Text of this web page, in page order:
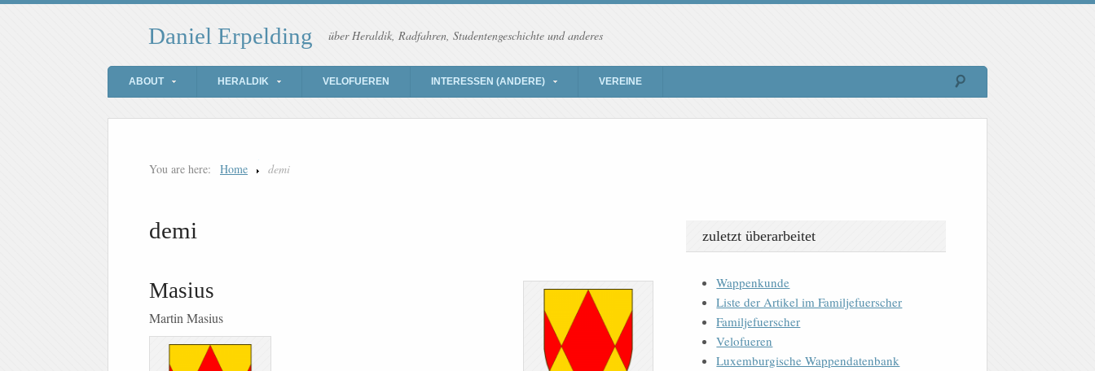
Daniel Erpelding über Heraldik, Radfahren, Studentengeschichte und anderes
ABOUT HERALDIK VELOFUEREN INTERESSEN (ANDERE) VEREINE
You are here: Home demi
demi
Masius
Martin Masius
zuletzt überarbeitet
Wappenkunde
Liste der Artikel im Familjefuerscher
Familjefuerscher
Velofueren
Luxemburgische Wappendatenbank